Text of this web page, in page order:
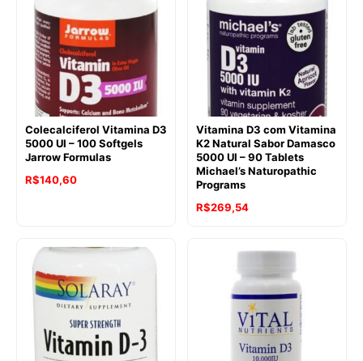
Colecalciferol Vitamina D3
5000 UI – 100 Softgels
Jarrow Formulas
O
R$196,61.
R$140,60O
Vitamina D3 com Vitamina
K2 Natural Sabor Damasco
5000 UI – 90 Tablets
Michael’s Naturopathic
Programs
R$269,54